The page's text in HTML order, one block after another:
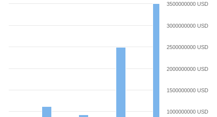
1000000000 USD
1500000000 USD
2000000000 USD
2500000000 USD
3000000000 USD
3500000000 USD